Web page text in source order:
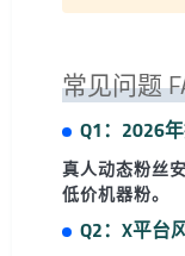
常见问题
Q1：2026
真人动态粉丝
低价机器粉。
Q2：X平台